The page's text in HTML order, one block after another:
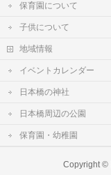
保育園について
子供について
地域情報
イベントカレンダー
日本橋の神社
日本橋周辺の公園
保育園・幼稚園
Copyright ©